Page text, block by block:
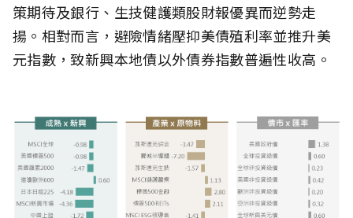
策期待及銀行、生技健護類股財報優異而逆勢走
揚。相對而言，避險情緒壓抑美債殖利率並推升美
元指數，致新興本地債以外債券指數普遍性收高。